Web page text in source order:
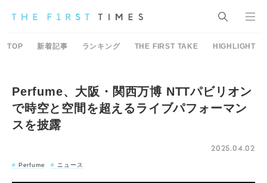
TOP 新着記事 ランキング THE FIRST TAKE HIGHLIGHT
Perfume、大阪・関西万博 NTTパビリオン
で時空と空間を超えるライブパフォーマン
スを披露
2025.04.02
Perfume ニュース